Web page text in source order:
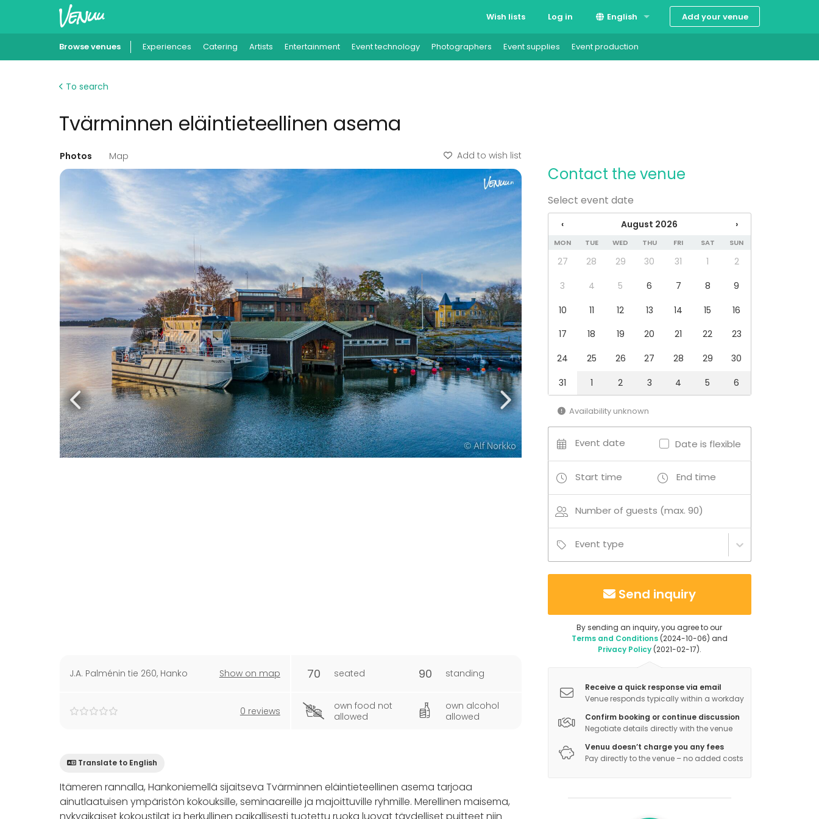
Wish lists Log in English
Suomi
Add your venue
Browse venues Experiences Catering Artists Entertainment Event technology Photographers Event supplies Event production
To search
Tvärminnen eläintieteellinen asema
Photos Map Add to wish list
J.A. Palménin tie 260, Hanko Show on map
0 reviews
70 seated 90 standing
own food not
allowed
own alcohol
allowed
Translate to English
Itämeren rannalla, Hankoniemellä sijaitseva Tvärminnen eläintieteellinen asema tarjoaa
ainutlaatuisen ympäristön kokouksille, seminaareille ja majoittuville ryhmille. Merellinen maisema,
Contact the venue
Select event date
‹ August 2026 ›
MON TUE WED THU FRI SAT SUN
27 28 29 30 31 1
2
3
4 5 6 7 8
9
10
11 12 13 14 15
16
17
18 19 20 21 22
23
24
25 26 27 28 29
30
31
1 2 3 4 5 6
Availability unknown
Event date Date is flexible
Start time End time
Number of guests (max. 90)
Event type
Send inquiry
By sending an inquiry, you agree to our
Terms and Conditions(2024-10-06) and
Privacy Policy(2021-02-17).
Receive a quick response via email
Venue responds typically within a workday
Confirm booking or continue discussion
Negotiate details directly with the venue
Venuu doesn’t charge you any fees
Pay directly to the venue – no added costs